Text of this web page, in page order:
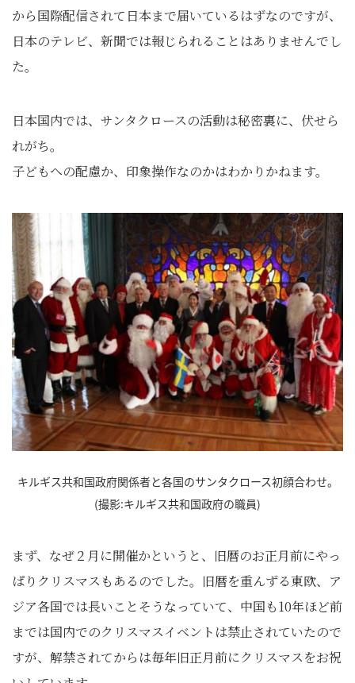
から国際配信されて日本まで届いているはずなのですが、
日本のテレビ、新聞では報じられることはありませんでし
た。
日本国内では、サンタクロースの活動は秘密裏に、伏せら
れがち。
子どもへの配慮か、印象操作なのかはわかりかねます。
キルギス共和国政府関係者と各国のサンタクロース初顔合わせ。
(撮影:キルギス共和国政府の職員)
まず、なぜ２月に開催かというと、旧暦のお正月前にやっ
ぱりクリスマスもあるのでした。旧暦を重んずる東欧、ア
ジア各国では長いことそうなっていて、中国も10年ほど前
までは国内でのクリスマスイベントは禁止されていたので
すが、解禁されてからは毎年旧正月前にクリスマスをお祝